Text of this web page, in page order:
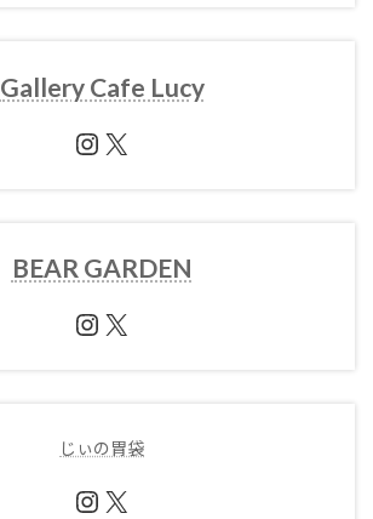
Gallery Cafe Lucy
Instagram
X
BEAR GARDEN
Instagram
X
じぃの胃袋
Instagram
X